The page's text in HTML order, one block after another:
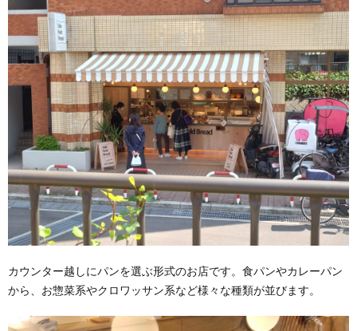
カウンター越しにパンを選ぶ形式のお店です。食パンやカレーパン
から、お惣菜系やクロワッサン系など様々な種類が並びます。